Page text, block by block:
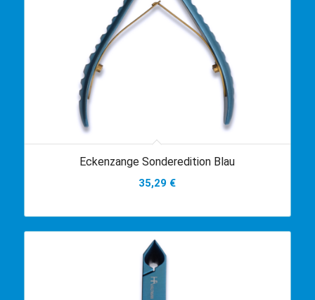
Eckenzange Sonderedition Blau
35,29 €